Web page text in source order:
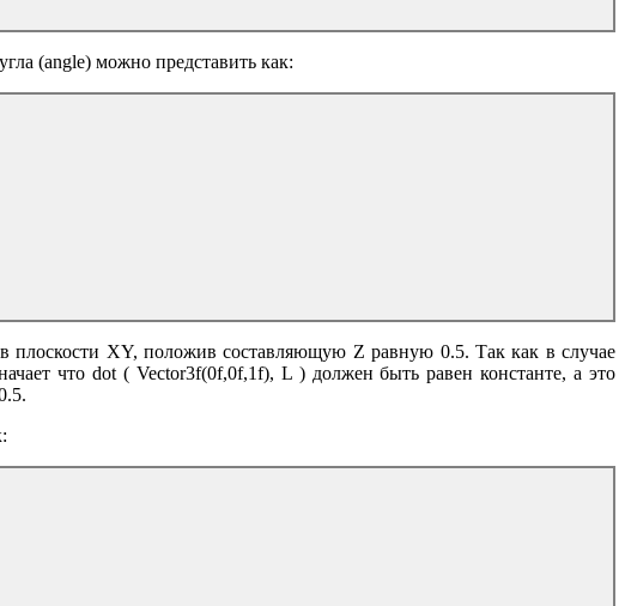
(angle) можно представить как:
плоскости XY, положив составляющую Z равную 0.5. Так как в случае
что dot ( Vector3f(0f,0f,1f), L ) должен быть равен константе, а это